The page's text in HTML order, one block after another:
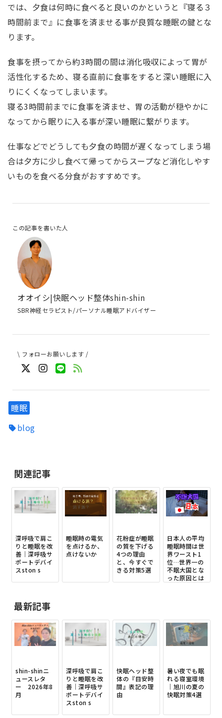
では、夕食は何時に食べると良いのかというと『寝る３
時間前まで』に食事を済ませる事が良質な睡眠の鍵とな
ります。
食事を摂ってから約3時間の間は消化吸収によって胃が
活性化するため、寝る直前に食事をすると深い睡眠に入
りにくくなってしまいます。
寝る3時間前までに食事を済ませ、胃の活動が穏やかに
なってから眠りに入る事が深い睡眠に繋がります。
仕事などでどうしても夕食の時間が遅くなってしまう場
合は夕方に少し食べて帰ってからスープなど消化しやす
いものを食べる分食がおすすめです。
この記事を書いた人
オオイシ|快眠ヘッド整体shin-shin
SBR神経セラピスト/パーソナル睡眠アドバイザー
\ フォローお願いします /
睡眠
blog
関連記事
深呼吸で肩こ
りと睡眠を改
善｜深呼吸サ
ポートデバイ
スston s
睡眠時の電気
を点けるか、
点けないか
花粉症が睡眠
の質を下げる
4つの理由
と、今すぐで
きる対策5選
日本人の平均
睡眠時間は世
界ワースト1
位…世界一の
不眠大国とな
った原因とは
最新記事
shin-shinニ
ュースレタ
ー 2026年8
月
深呼吸で肩こ
りと睡眠を改
善｜深呼吸サ
ポートデバイ
スston s
快眠ヘッド整
体の『目安時
間』表記の理
由
暑い夜でも眠
れる寝室環境
｜旭川の夏の
快眠対策4選